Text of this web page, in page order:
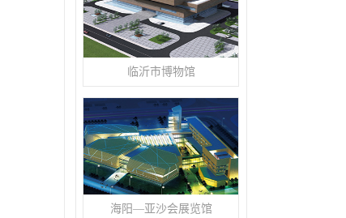
临沂市博物馆
海阳—亚沙会展览馆